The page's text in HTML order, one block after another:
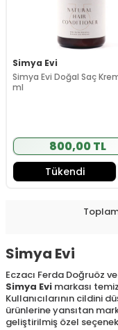
Simya Evi
Simya Evi Doğal Saç
ml
800,00 TL
Tükendi
Simya Evi
Eczacı Ferda Doğruöz
Simya Evi markası
Kullanıcılarının cildini
ürünlerine yansıtan
geliştirilmiş özel